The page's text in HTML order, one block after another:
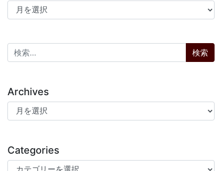
アーカイブ
検索:
Archives
Archives
Categories
Categories